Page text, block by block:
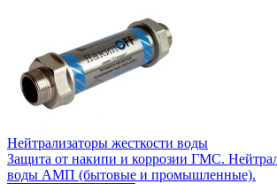
Нейтрализаторы жесткости воды
Защита от накипи и коррозии ГМС.
воды АМП (бытовые и промышленные).